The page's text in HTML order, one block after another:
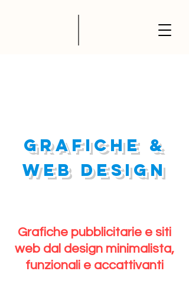
grafiche &
web design
Grafiche pubblicitarie e siti
web dal design minimalista,
funzionali e accattivanti